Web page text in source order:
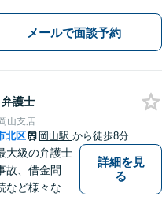
してきめ細やかに対応【注力分
相談無料】【WEB面談可】
メールで面談予約
弁護士
山支店
北区 岡山駅 から徒歩8分
大級の弁護士
故、借金問
ど様々な問
詳細を見
る